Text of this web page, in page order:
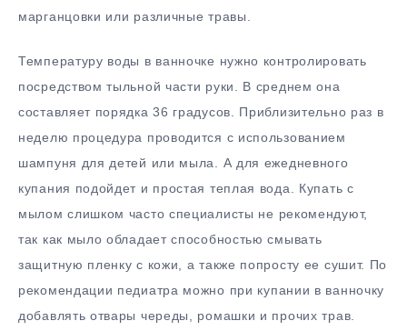
марганцовки или различные травы.
Температуру воды в ванночке нужно контролировать
посредством тыльной части руки. В среднем она
составляет порядка 36 градусов. Приблизительно раз в
неделю процедура проводится с использованием
шампуня для детей или мыла. А для ежедневного
купания подойдет и простая теплая вода. Купать с
мылом слишком часто специалисты не рекомендуют,
так как мыло обладает способностью смывать
защитную пленку с кожи, а также попросту ее сушит. По
рекомендации педиатра можно при купании в ванночку
добавлять отвары череды, ромашки и прочих трав.